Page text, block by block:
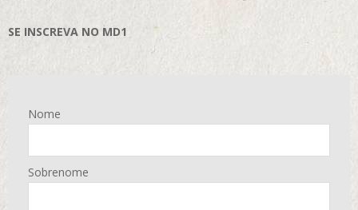
SE INSCREVA NO MD1
Nome
Sobrenome